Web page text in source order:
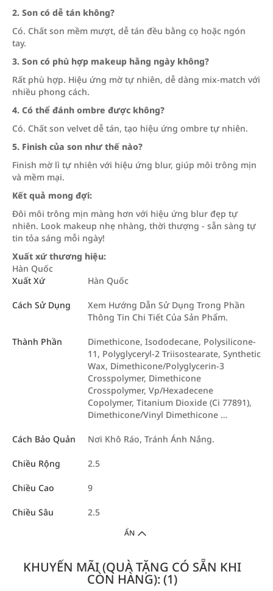
2. Son có dễ tán không?
Có. Chất son mềm mượt, dễ tán đều bằng cọ hoặc ngón
tay.
3. Son có phù hợp makeup hằng ngày không?
Rất phù hợp. Hiệu ứng mờ tự nhiên, dễ dàng mix-match với
nhiều phong cách.
4. Có thể đánh ombre được không?
Có. Chất son velvet dễ tán, tạo hiệu ứng ombre tự nhiên.
5. Finish của son như thế nào?
Finish mờ lì tự nhiên với hiệu ứng blur, giúp môi trông mịn
và mềm mại.
Kết quả mong đợi:
Đôi môi trông mịn màng hơn với hiệu ứng blur đẹp tự
nhiên. Look makeup nhẹ nhàng, thời thượng - sẵn sàng tự
tin tỏa sáng mỗi ngày!
Xuất xứ thương hiệu:
Hàn Quốc
Xuất Xứ
Hàn Quốc
Cách Sử Dụng
Xem Hướng Dẫn Sử Dụng Trong Phần
Thông Tin Chi Tiết Của Sản Phẩm.
Thành Phần
Dimethicone, Isododecane, Polysilicone-
11, Polyglyceryl-2 Triisostearate, Synthetic
Wax, Dimethicone/Polyglycerin-3
Crosspolymer, Dimethicone
Crosspolymer, Vp/Hexadecene
Copolymer, Titanium Dioxide (Ci 77891),
Dimethicone/Vinyl Dimethicone …
Cách Bảo Quản Nơi Khô Ráo, Tránh Ánh Nắng.
Chiều Rộng 2.5
Chiều Cao 9
Chiều Sâu 2.5
ẨN
KHUYẾN MÃI (QUÀ TẶNG CÓ SẴN KHI
CÒN HÀNG): (1)